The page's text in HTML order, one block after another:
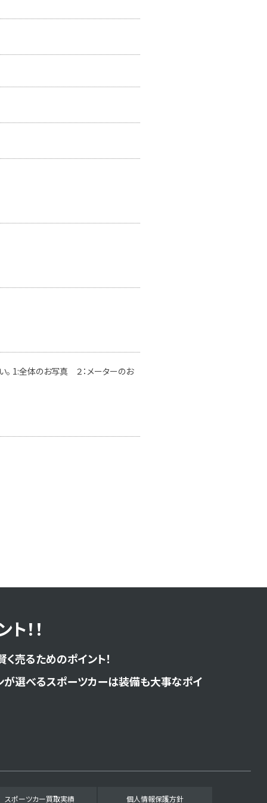
1:全体のお写真 ２：メーターのお
！！
売るためのポイント！
が選べるスポーツカーは装備も大事なポイ
スポーツカー買取実績 個人情報保護方針